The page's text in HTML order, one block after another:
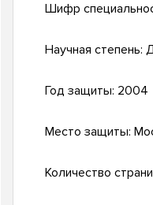
Шифр
Научная степень:
Год защиты: 2004
Место защиты:
Количество